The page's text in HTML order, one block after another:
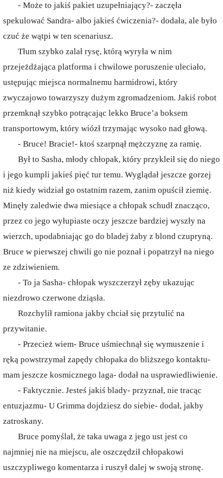
- Może to jakiś pakiet uzupełniający?- zaczęła
spekulować Sandra- albo jakieś ćwiczenia?- dodała, ale było
czuć że wątpi w ten scenariusz.
Tłum szybko zalał rysę, którą wyryła w nim
przejeżdżająca platforma i chwilowe poruszenie uleciało,
ustępując miejsca normalnemu harmidrowi, który
zwyczajowo towarzyszy dużym zgromadzeniom. Jakiś robot
przemknął szybko potrącając lekko Bruce’a boksem
transportowym, który wiózł trzymając wysoko nad głową.
- Bruce! Bracie!- ktoś szarpnął mężczyznę za ramię.
Był to Sasha, młody chłopak, który przykleił się do niego
i jego kumpli jakieś pięć tur temu. Wyglądał jeszcze gorzej
niż kiedy widział go ostatnim razem, zanim opuścił ziemię.
Minęły zaledwie dwa miesiące a chłopak schudł znacząco,
przez co jego wyłupiaste oczy jeszcze bardziej wyszły na
wierzch, upodabniając go do bladej żaby z blond czupryną.
Bruce w pierwszej chwili go nie poznał i popatrzył na niego
ze zdziwieniem.
- To ja Sasha- chłopak wyszczerzył zęby ukazując
niezdrowo czerwone dziąsła.
Rozchylił ramiona jakby chciał się przytulić na
przywitanie.
- Przecież wiem- Bruce uśmiechnął się wymuszenie i
ręką powstrzymał zapędy chłopaka do bliższego kontaktu-
mam jeszcze kosmicznego laga- dodał na usprawiedliwienie.
- Faktycznie. Jesteś jakiś blady- przyznał, nie tracąc
entuzjazmu- U Grimma dojdziesz do siebie- dodał, jakby
zatroskany.
Bruce pomyślał, że taka uwaga z jego ust jest co
najmniej nie na miejscu, ale oszczędził chłopakowi
uszczypliwego komentarza i ruszył dalej w swoją stronę.